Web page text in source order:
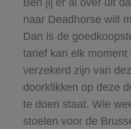
naar Deadhorse wilt
Dan is de
tarief kan elk
verzekerd zijn van
doorklikken op deze
te doen staat. Wie
stoelen voor de